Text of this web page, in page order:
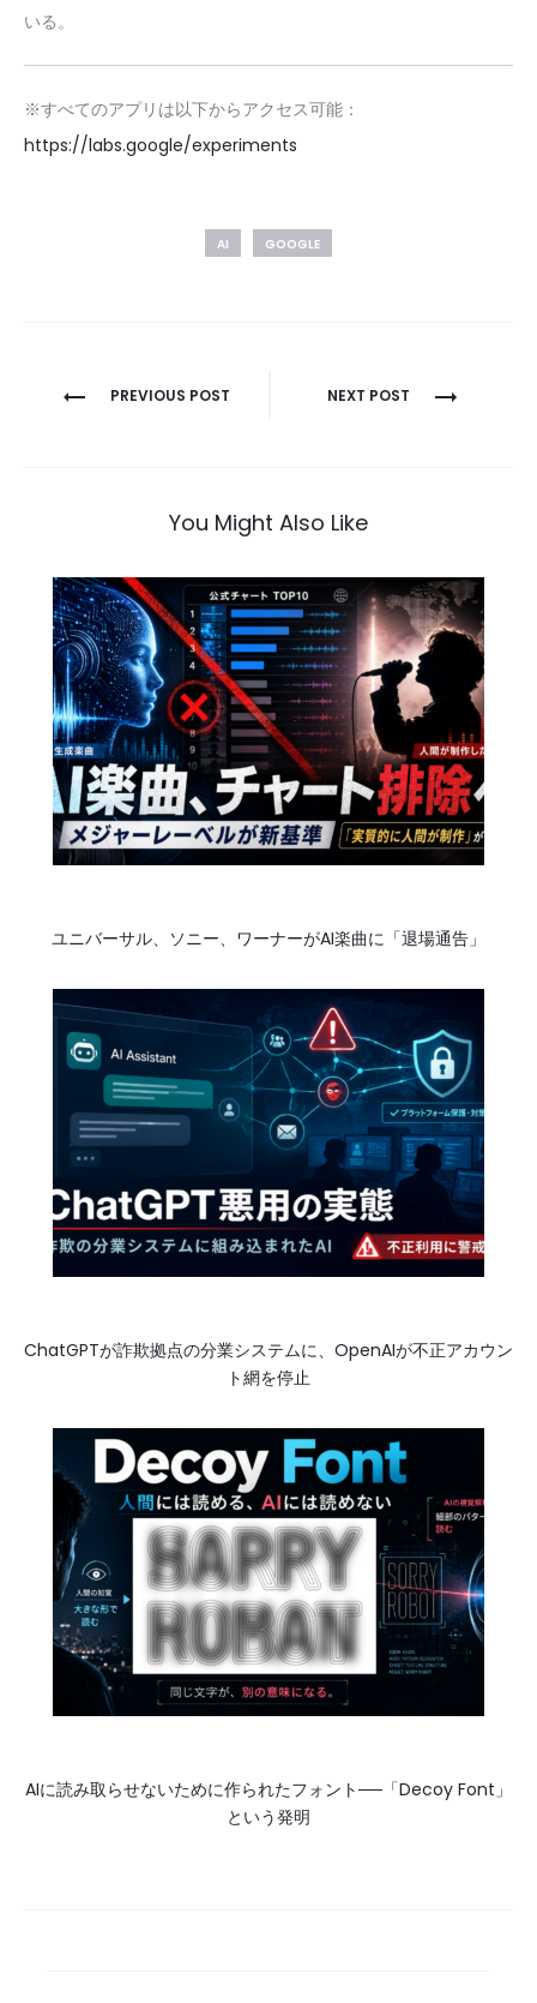
いる。
※すべてのアプリは以下からアクセス可能：
https://labs.google/experiments
AI GOOGLE
ゲ
ー
シ
ョ
ン
PREVIOUS POST NEXT POST
You Might Also Like
ユニバーサル、ソニー、ワーナーがAI楽曲に「退場通告」
ChatGPTが詐欺拠点の分業システムに、OpenAIが不正アカウン
ト網を停止
AIに読み取らせないために作られたフォント──「Decoy Font」
という発明